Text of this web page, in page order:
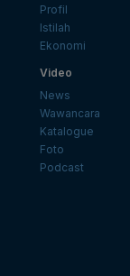
Profil
Istilah
Ekonomi
Video
News
Wawancara
Katalogue
Foto
Podcast